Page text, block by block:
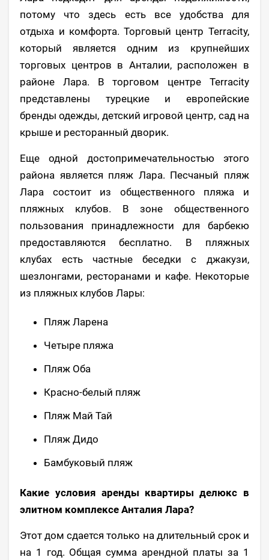
потому что здесь есть все удобства для
отдыха и комфорта. Торговый центр Terracity,
который является одним из крупнейших
торговых центров в Анталии, расположен в
районе Лара. В торговом центре Terracity
представлены турецкие и европейские
бренды одежды, детский игровой центр, сад на
крыше и ресторанный дворик.
Еще одной достопримечательностью этого
района является пляж Лара. Песчаный пляж
Лара состоит из общественного пляжа и
пляжных клубов. В зоне общественного
пользования принадлежности для барбекю
предоставляются бесплатно. В пляжных
клубах есть частные беседки с джакузи,
шезлонгами, ресторанами и кафе. Некоторые
из пляжных клубов Лары:
Пляж Ларена
Четыре пляжа
Пляж Оба
Красно-белый пляж
Пляж Май Тай
Пляж Дидо
Бамбуковый пляж
Какие условия аренды квартиры делюкс в
элитном комплексе Анталия Лара?
Этот дом сдается только на длительный срок и
на 1 год. Общая сумма арендной платы за 1